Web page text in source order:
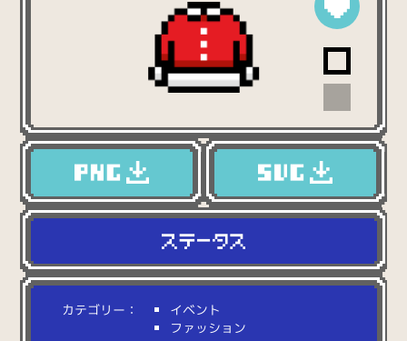
カテゴリー：
イベント
ファッション